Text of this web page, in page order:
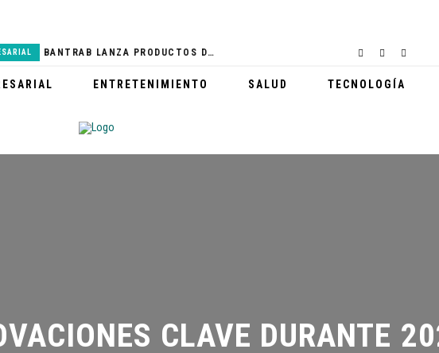
BANTRAB LANZA PRODUCTOS DEL REAL MADRID
PARTICIPA EN LA 8 CARRERA FAMILIAR MCDONALD’S
CERRO DE LA CRUZ LUCE NUEVA IMAGEN Y ESPERA A MILES DE TURISTAS
ENTRETENIMIENTO SALUD TECNOLOGÍA
CLAVE DURANTE